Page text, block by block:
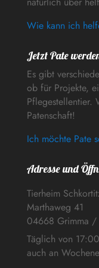
Wie kann ich
Jetzt Pate
Es gibt
ob für Projekte,
Pflegestellentier.
Patenschaft!
Ich möchte Pate
Adresse und
Tierheim
Marthaweg 41
04668 Grimma /
Täglich von
auch an